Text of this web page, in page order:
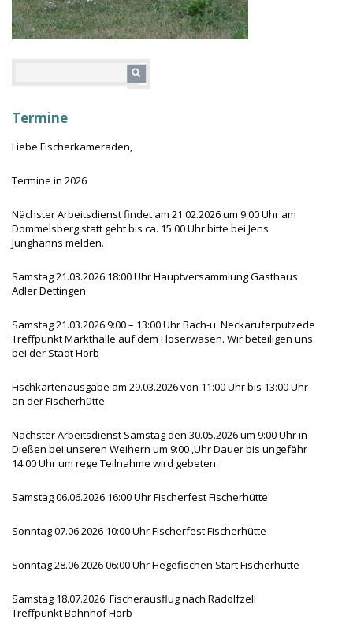
Termine
Liebe Fischerkameraden,
Termine in 2026
Nächster Arbeitsdienst findet am 21.02.2026 um 9.00 Uhr am
Dommelsberg statt geht bis ca. 15.00 Uhr bitte bei Jens
Junghanns melden.
Samstag 21.03.2026 18:00 Uhr Hauptversammlung Gasthaus
Adler Dettingen
Samstag 21.03.2026 9:00 – 13:00 Uhr Bach-u. Neckaruferputzede
Treffpunkt Markthalle auf dem Flöserwasen. Wir beteiligen uns
bei der Stadt Horb
Fischkartenausgabe am 29.03.2026 von 11:00 Uhr bis 13:00 Uhr
an der Fischerhütte
Nächster Arbeitsdienst Samstag den 30.05.2026 um 9:00 Uhr in
Dießen bei unseren Weihern um 9:00 ,Uhr Dauer bis ungefähr
14:00 Uhr um rege Teilnahme wird gebeten.
Samstag 06.06.2026 16:00 Uhr Fischerfest Fischerhütte
Sonntag 07.06.2026 10:00 Uhr Fischerfest Fischerhütte
Sonntag 28.06.2026 06:00 Uhr Hegefischen Start Fischerhütte
Samstag 18.07.2026 Fischerausflug nach Radolfzell
Treffpunkt Bahnhof Horb